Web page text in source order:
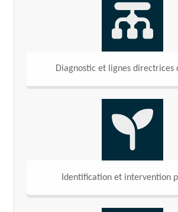
Diagnostic et lignes directrices
Identification et intervention